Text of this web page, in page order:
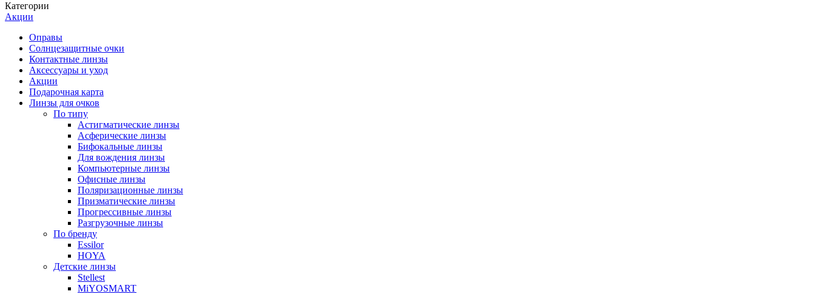
Категории
Акции
Оправы
Солнцезащитные очки
Контактные линзы
Аксессуары и уход
Акции
Подарочная карта
Линзы для очков
По типу
Астигматические линзы
Асферические линзы
Бифокальные линзы
Для вождения линзы
Компьютерные линзы
Офисные линзы
Поляризационные линзы
Призматические линзы
Прогрессивные линзы
Разгрузочные линзы
По бренду
Essilor
HOYA
Детские линзы
Stellest
MiYOSMART